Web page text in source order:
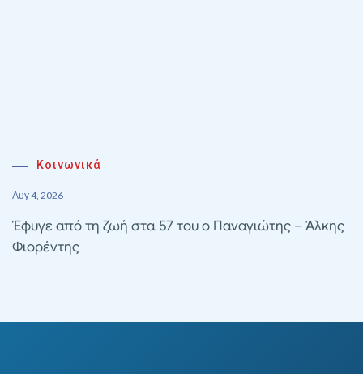
Κοινωνικά
Αυγ 4, 2026
Έφυγε από τη ζωή στα 57 του ο Παναγιώτης – Άλκης
Φιορέντης